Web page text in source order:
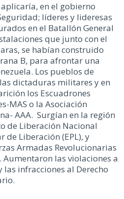
en el gobierno
líderes y lideresas
en el Batallón General
que junto con el
se habían construido
B, para afrontar una
Los pueblos de
dictaduras militares y en
los Escuadrones
MAS o la Asociación
AAA. Surgían en la región
de Liberación Nacional
de Liberación (EPL), y
Armadas Revolucionarias
Aumentaron las violaciones a
las infracciones al Derecho